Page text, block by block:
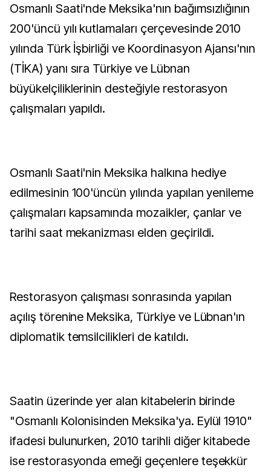
Osmanlı Saati'nde Meksika'nın bağımsızlığının
200'üncü yılı kutlamaları çerçevesinde 2010
yılında Türk İşbirliği ve Koordinasyon Ajansı'nın
(TİKA) yanı sıra Türkiye ve Lübnan
büyükelçiliklerinin desteğiyle restorasyon
çalışmaları yapıldı.
Osmanlı Saati'nin Meksika halkına hediye
edilmesinin 100'üncün yılında yapılan yenileme
çalışmaları kapsamında mozaikler, çanlar ve
tarihi saat mekanizması elden geçirildi.
Restorasyon çalışması sonrasında yapılan
açılış törenine Meksika, Türkiye ve Lübnan'ın
diplomatik temsilcilikleri de katıldı.
Saatin üzerinde yer alan kitabelerin birinde
"Osmanlı Kolonisinden Meksika'ya. Eylül 1910"
ifadesi bulunurken, 2010 tarihli diğer kitabede
ise restorasyonda emeği geçenlere teşekkür